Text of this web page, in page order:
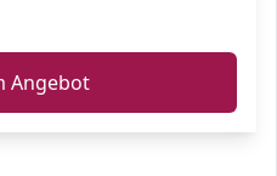
Angebot